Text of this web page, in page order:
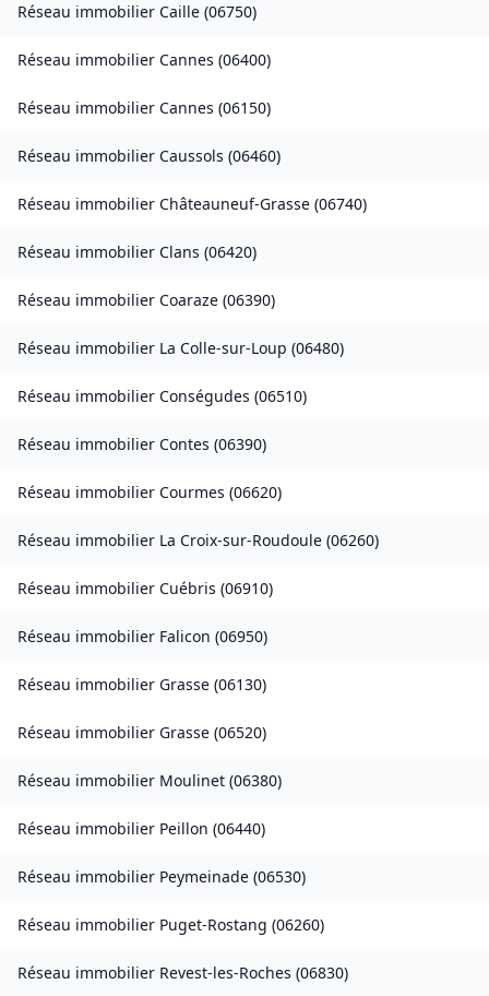
Réseau immobilier Caille (06750)
Réseau immobilier Cannes (06400)
Réseau immobilier Cannes (06150)
Réseau immobilier Caussols (06460)
Réseau immobilier Châteauneuf-Grasse (06740)
Réseau immobilier Clans (06420)
Réseau immobilier Coaraze (06390)
Réseau immobilier La Colle-sur-Loup (06480)
Réseau immobilier Conségudes (06510)
Réseau immobilier Contes (06390)
Réseau immobilier Courmes (06620)
Réseau immobilier La Croix-sur-Roudoule (06260)
Réseau immobilier Cuébris (06910)
Réseau immobilier Falicon (06950)
Réseau immobilier Grasse (06130)
Réseau immobilier Grasse (06520)
Réseau immobilier Moulinet (06380)
Réseau immobilier Peillon (06440)
Réseau immobilier Peymeinade (06530)
Réseau immobilier Puget-Rostang (06260)
Réseau immobilier Revest-les-Roches (06830)